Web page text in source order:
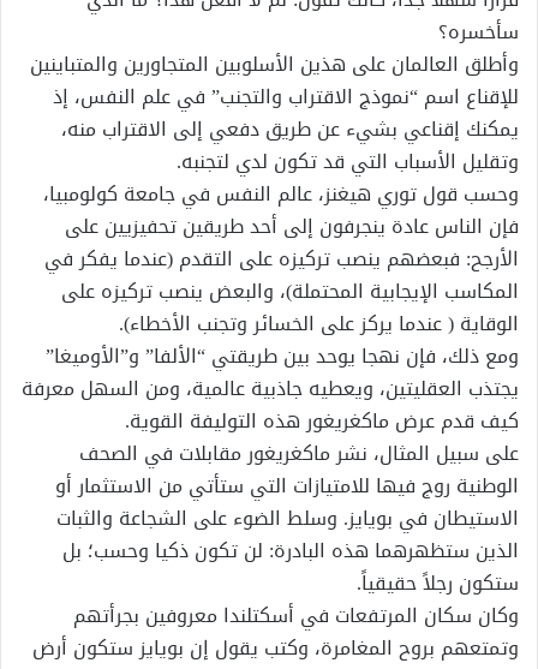
سأخسره؟
وأطلق العالمان على هذين الأسلوبين المتجاورين والمتباينين
للإقناع اسم “نموذج الاقتراب والتجنب” في علم النفس، إذ
يمكنك إقناعي بشيء عن طريق دفعي إلى الاقتراب منه،
وتقليل الأسباب التي قد تكون لدي لتجنبه.
وحسب قول توري هيغنز، عالم النفس في جامعة كولومبيا،
فإن الناس عادة ينجرفون إلى أحد طريقين تحفيزيين على
الأرجح: فبعضهم ينصب تركيزه على التقدم (عندما يفكر في
المكاسب الإيجابية المحتملة)، والبعض ينصب تركيزه على
الوقاية ( عندما يركز على الخسائر وتجنب الأخطاء).
ومع ذلك، فإن نهجا يوحد بين طريقتي “الألفا” و”الأوميغا”
يجتذب العقليتين، ويعطيه جاذبية عالمية، ومن السهل معرفة
كيف قدم عرض ماكغريغور هذه التوليفة القوية.
على سبيل المثال، نشر ماكغريغور مقابلات في الصحف
الوطنية روج فيها للامتيازات التي ستأتي من الاستثمار أو
الاستيطان في بويايز. وسلط الضوء على الشجاعة والثبات
الذين ستظهرهما هذه البادرة: لن تكون ذكيا وحسب؛ بل
ستكون رجلاً حقيقياً.
وكان سكان المرتفعات في أسكتلندا معروفين بجرأتهم
وتمتعهم بروح المغامرة، وكتب يقول إن بويايز ستكون أرض